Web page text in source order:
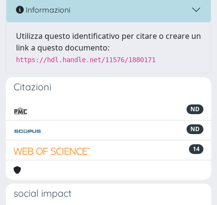
Informazioni
Utilizza questo identificativo per citare o creare un
link a questo documento:
https://hdl.handle.net/11576/1880171
Citazioni
ND
ND
14
social impact